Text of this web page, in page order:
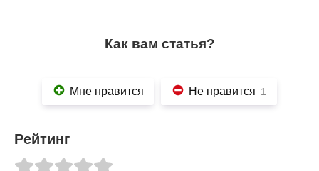
Как вам статья?
Мне нравится Не нравится 1
Рейтинг